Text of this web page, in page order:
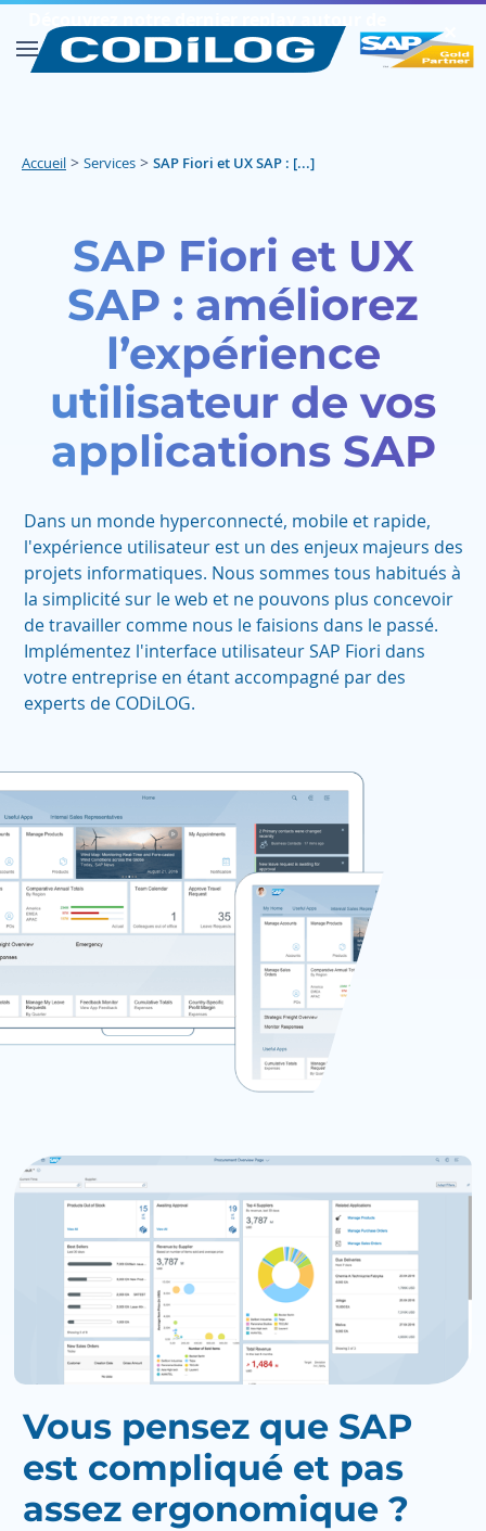
SAP FIORI Découvrir ✕︎
Accueil > Services > SAP Fiori et UX SAP : [...]
SAP Fiori et UX
SAP : améliorez
l’expérience
utilisateur de vos
applications SAP
Dans un monde hyperconnecté, mobile et rapide,
l'expérience utilisateur est un des enjeux majeurs des
projets informatiques. Nous sommes tous habitués à
la simplicité sur le web et ne pouvons plus concevoir
de travailler comme nous le faisions dans le passé.
Implémentez l'interface utilisateur SAP Fiori dans
votre entreprise en étant accompagné par des
experts de CODiLOG.
Vous pensez que SAP
est compliqué et pas
assez ergonomique ?